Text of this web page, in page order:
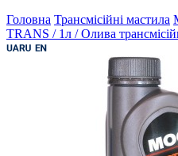
Головна Трансмісійні мастила
TRANS / 1л / Олива